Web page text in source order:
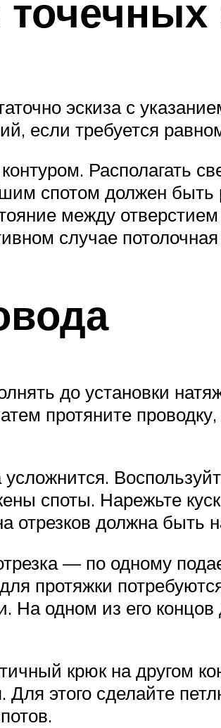
эскиза с
если требуется
Располагать
спотом должен быть
между
случае
до установки
протяните
споты. Нарежьте
отрезков должна
— по одному
протяжки
На одном из его
крюк на другом
Для этого сделайте